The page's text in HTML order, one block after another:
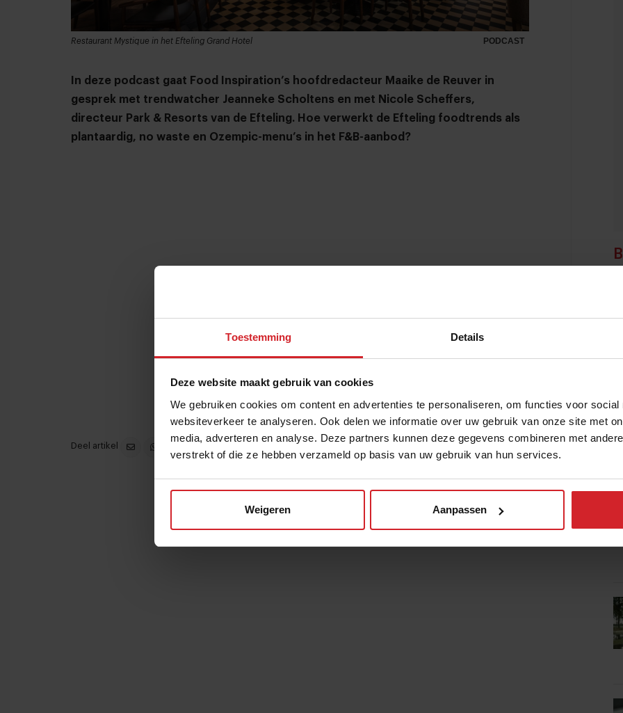
Toestemming Details
Deze website maakt gebruik van cookies
We gebruiken cookies om content en advertenties te personaliseren, om functies voor social
websiteverkeer te analyseren. Ook delen we informatie over uw gebruik van onze site met
media, adverteren en analyse. Deze partners kunnen deze gegevens combineren met
verstrekt of die ze hebben verzameld op basis van uw gebruik van hun services.
Weigeren Aanpassen
PODCAST
Restaurant Mystique in het Efteling Grand Hotel
In deze podcast gaat Food Inspiration’s hoofdredacteur Maaike de Reuver in
gesprek met trendwatcher Jeanneke Scholtens en met Nicole Scheffers,
directeur Park & Resorts van de Efteling. Hoe verwerkt de Efteling foodtrends als
plantaardig, no waste en Ozempic-menu’s in het F&B-aanbod?
Deel artikel